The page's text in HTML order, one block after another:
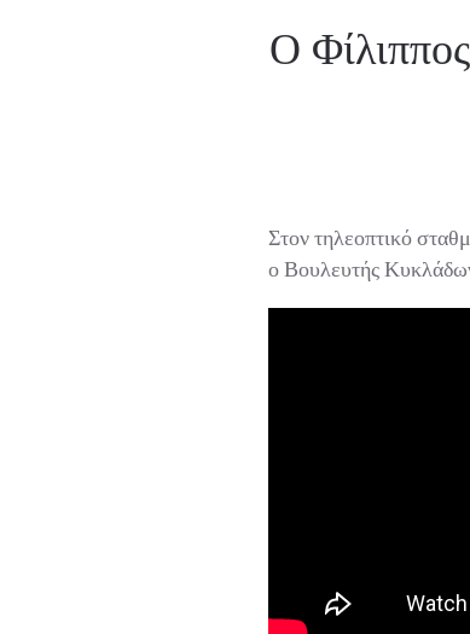
Ο
Στον τηλεοπτικό
ο Βουλευτής